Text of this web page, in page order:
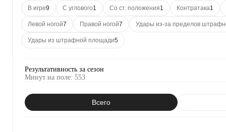
В игре9 С углового1 Со ст. положения1 Контратака1
Левой ногой7 Правой ногой7 Удары из-за пределов
Удары из штрафной площади5
Результативность за сезон
Минут на поле: 553
Всего